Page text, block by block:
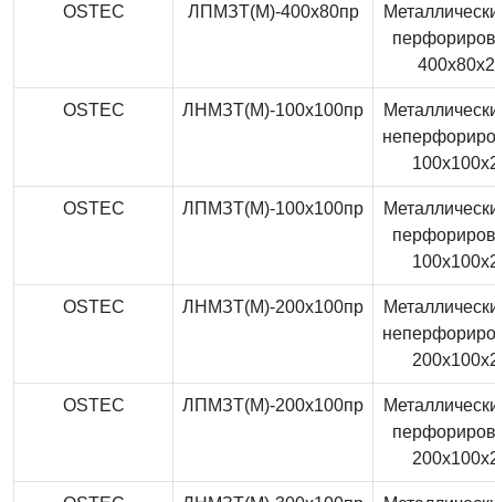
OSTEC ЛПМЗТ(М)-400x80пр
OSTEC ЛНМЗТ(М)-100x100пр
OSTEC ЛПМЗТ(М)-100x100пр
OSTEC ЛНМЗТ(М)-200x100пр
OSTEC ЛПМЗТ(М)-200x100пр